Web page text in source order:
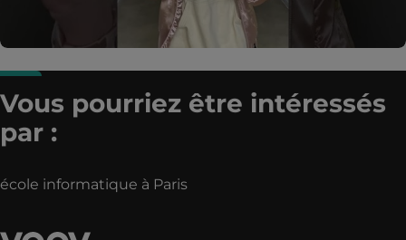
Vous pourriez être intéressés
par :
école informatique à Paris